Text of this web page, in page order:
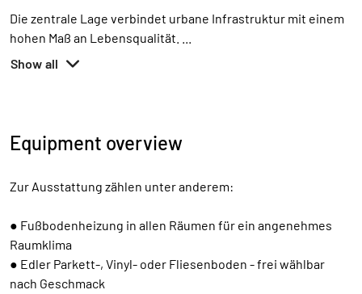
Die zentrale Lage verbindet urbane Infrastruktur mit einem
hohen Maß an Lebensqualität.
Show all
Equipment overview
Zur Ausstattung zählen unter anderem:
● Fußbodenheizung in allen Räumen für ein angenehmes
Raumklima
● Edler Parkett-, Vinyl- oder Fliesenboden - frei wählbar
nach Geschmack